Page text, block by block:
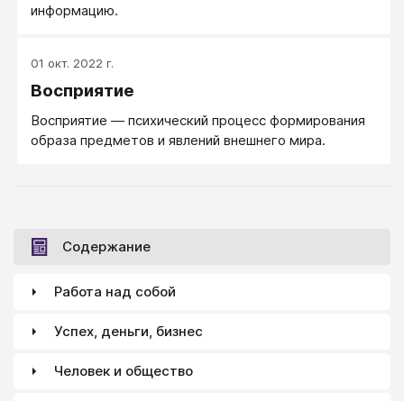
информацию.
01 окт. 2022 г.
Восприятие
Восприятие — психический процесс формирования
образа предметов и явлений внешнего мира.
Содержание
Работа над собой
Успех, деньги, бизнес
Человек и общество